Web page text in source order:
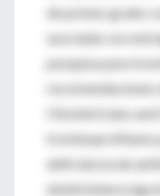
de primer grado
asociada con
pesquisa para
recomendaciones
Obstetricians
tromboprofilaxis
deficiencia de
doble